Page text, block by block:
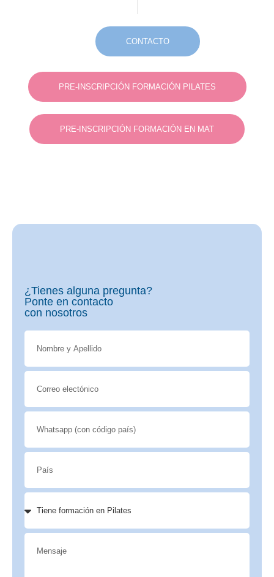
CONTACTO
PRE-INSCRIPCIÓN FORMACIÓN PILATES
PRE-INSCRIPCIÓN FORMACIÓN EN MAT
¿Tienes alguna pregunta?
Ponte en contacto
con nosotros